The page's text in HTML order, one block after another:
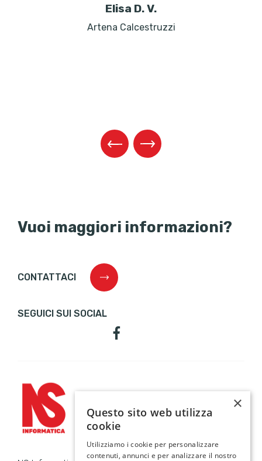
Elisa D. V.
Artena Calcestruzzi
Vuoi maggiori informazioni?
CONTATTACI
SEGUICI SUI SOCIAL
×
Questo sito web utilizza
cookie
Utilizziamo i cookie per personalizzare
contenuti, annunci e per analizzare il nostro